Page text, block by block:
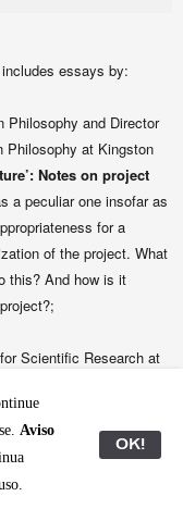
essays by:
Philosophy and Director
Philosophy at Kingston
Notes on project
a peculiar one insofar as
for a
of the project. What
this? And how is it
Scientific Research at
Children of the
Neutral Moresnet (the
Aviso
OK!